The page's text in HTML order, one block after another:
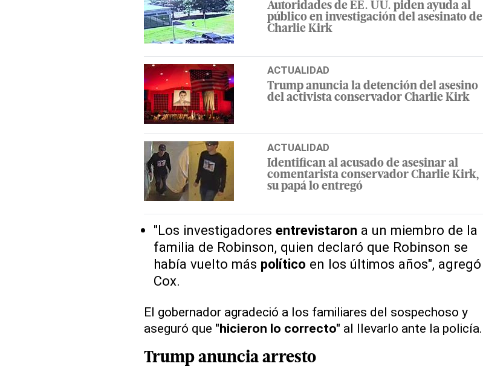
Autoridades de EE. UU. piden ayuda al
público en investigación del asesinato de
Charlie Kirk
ACTUALIDAD
Trump anuncia la detención del asesino
del activista conservador Charlie Kirk
ACTUALIDAD
Identifican al acusado de asesinar al
comentarista conservador Charlie Kirk,
su papá lo entregó
"Los investigadores entrevistarona un miembro de la
familia de Robinson, quien declaró que Robinson se
había vuelto más político en los últimos años", agregó
Cox.
El gobernador agradeció a los familiares del sospechoso y
aseguró que "hicieron lo correcto" al llevarlo ante la policía.
Trumpanuncia arresto